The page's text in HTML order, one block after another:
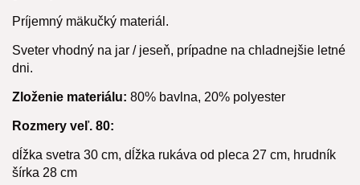
Príjemný mäkučký materiál.
Sveter vhodný na jar / jeseň, prípadne na chladnejšie letné
dni.
Zloženie materiálu: 80% bavlna, 20% polyester
Rozmery veľ. 80:
dĺžka svetra 30 cm, dĺžka rukáva od pleca 27 cm, hrudník
šírka 28 cm